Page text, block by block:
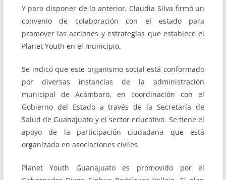
Y para disponer de lo anterior, Claudia Silva firmó un
convenio de colaboración con el estado para
promover las acciones y estrategias que establece el
Planet Youth en el municipio.
Se indicó que este organismo social está conformado
por diversas instancias de la administración
municipal de Acámbaro, en coordinación con el
Gobierno del Estado a través de la Secretaría de
Salud de Guanajuato y el sector educativo. Se tiene el
apoyo de la participación ciudadana que está
organizada en asociaciones civiles.
Planet Youth Guanajuato es promovido por el